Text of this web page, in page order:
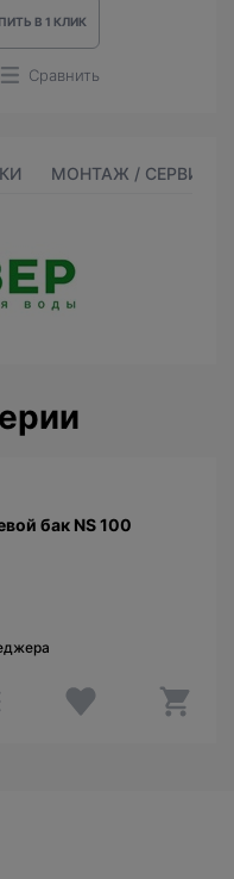
В 1 КЛИК
Сравнить
МОНТАЖ / СЕРВИС
бак NS 100